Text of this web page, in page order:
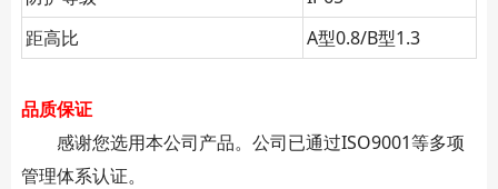
距高比
A型0.8/B型1.3
品质保证
感谢您选用本公司产品。公司已通过ISO9001等多项
管理体系认证。